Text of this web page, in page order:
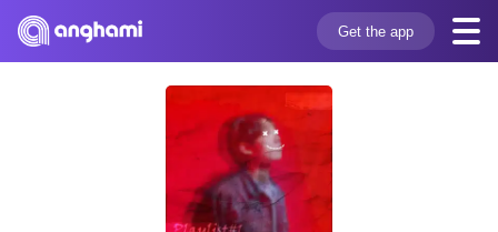
Get the app